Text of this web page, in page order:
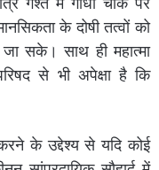
के दोषी तत्वों को
सके। साथ ही महात्मा
से भी अपेक्षा है कि
के उद्देश्य से यदि कोई